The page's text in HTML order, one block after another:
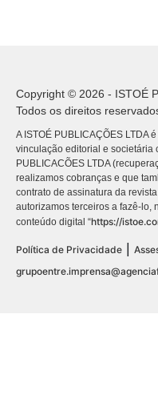
Copyright © 2026 - ISTOÉ
Todos os direitos
A ISTOÉ PUBLICAÇÕES LTDA
vinculação editorial e societária
PUBLICACÕES LTDA
realizamos cobranças e que
contrato de assinatura da
autorizamos terceiros a fazê-lo,
conteúdo digital “https://
Política de Privacidade |